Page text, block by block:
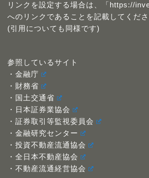
リンクを設定する場合は、「https://
へのリンクであることを記載してくださ
(引用についても同様です)
参照しているサイト
・金融庁
・財務省
・国土交通省
・日本証券業協会
・証券取引等監視委員会
・金融研究センター
・投資不動産流通協会
・全日本不動産協会
・不動産流通経営協会